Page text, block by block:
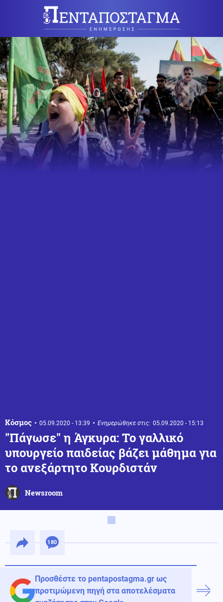
Κόσμος 05.09.2020 - 13:39 Ενημερώθηκε στις: 05.09.2020 - 15:13
"Πάγωσε" η Άγκυρα: Το γαλλικό
υπουργείο παιδείας βάζει μάθημα για
το ανεξάρτητο Κουρδιστάν
Newsroom
180
Προσθέστε το pentapostagma.gr ως
προτιμώμενη πηγή στα αποτελέσματα